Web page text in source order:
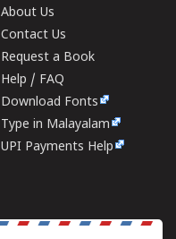
About Us
Contact Us
Request a Book
Help / FAQ
Download Fonts
Type in Malayalam
UPI Payments Help